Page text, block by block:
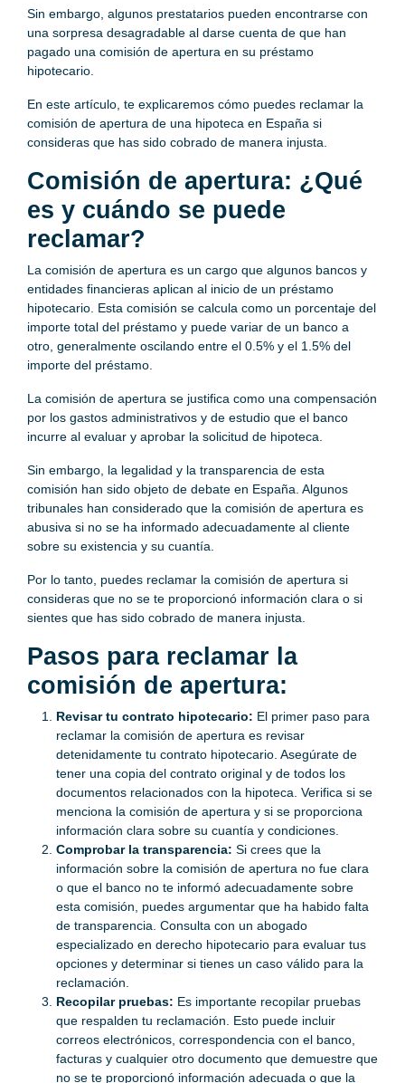
Sin embargo, algunos prestatarios pueden encontrarse con
una sorpresa desagradable al darse cuenta de que han
pagado una comisión de apertura en su préstamo
hipotecario.
En este artículo, te explicaremos cómo puedes reclamar la
comisión de apertura de una hipoteca en España si
consideras que has sido cobrado de manera injusta.
Comisión de apertura: ¿Qué
es y cuándo se puede
reclamar?
La comisión de apertura es un cargo que algunos bancos y
entidades financieras aplican al inicio de un préstamo
hipotecario. Esta comisión se calcula como un porcentaje del
importe total del préstamo y puede variar de un banco a
otro, generalmente oscilando entre el 0.5% y el 1.5% del
importe del préstamo.
La comisión de apertura se justifica como una compensación
por los gastos administrativos y de estudio que el banco
incurre al evaluar y aprobar la solicitud de hipoteca.
Sin embargo, la legalidad y la transparencia de esta
comisión han sido objeto de debate en España. Algunos
tribunales han considerado que la comisión de apertura es
abusiva si no se ha informado adecuadamente al cliente
sobre su existencia y su cuantía.
Por lo tanto, puedes reclamar la comisión de apertura si
consideras que no se te proporcionó información clara o si
sientes que has sido cobrado de manera injusta.
Pasos para reclamar la
comisión de apertura:
Revisar tu contrato hipotecario: El primer paso para
reclamar la comisión de apertura es revisar
detenidamente tu contrato hipotecario. Asegúrate de
tener una copia del contrato original y de todos los
documentos relacionados con la hipoteca. Verifica si se
menciona la comisión de apertura y si se proporciona
información clara sobre su cuantía y condiciones.
Comprobar la transparencia: Si crees que la
información sobre la comisión de apertura no fue clara
o que el banco no te informó adecuadamente sobre
esta comisión, puedes argumentar que ha habido falta
de transparencia. Consulta con un abogado
especializado en derecho hipotecario para evaluar tus
opciones y determinar si tienes un caso válido para la
reclamación.
Recopilar pruebas: Es importante recopilar pruebas
que respalden tu reclamación. Esto puede incluir
correos electrónicos, correspondencia con el banco,
facturas y cualquier otro documento que demuestre que
no se te proporcionó información adecuada o que la